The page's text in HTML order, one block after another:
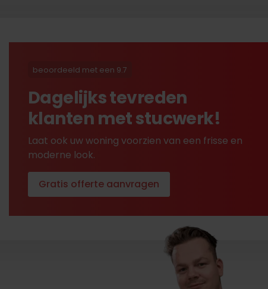
beoordeeld met een 9.7
Dagelijks tevreden
klanten met stucwerk!
Laat ook uw woning voorzien van een frisse en
moderne look.
Gratis offerte aanvragen